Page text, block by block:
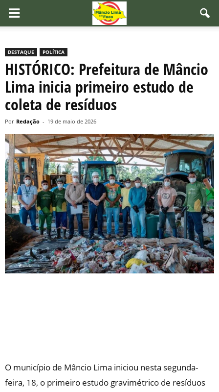
DESTAQUE POLÍTICA
HISTÓRICO: Prefeitura de Mâncio
Lima inicia primeiro estudo de
coleta de resíduos
Por Redação - 19 de maio de 2026
O município de Mâncio Lima iniciou nesta segunda-
feira, 18, o primeiro estudo gravimétrico de resíduos